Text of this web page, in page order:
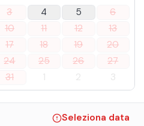
3 4 5
6
10 11 12
13
17 18 19
20
24 25 26
27
31 1 2 3
Seleziona data